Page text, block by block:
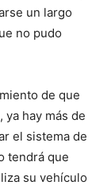
un largo
no pudo
de que
ya hay más de
el sistema de
tendrá que
su vehículo